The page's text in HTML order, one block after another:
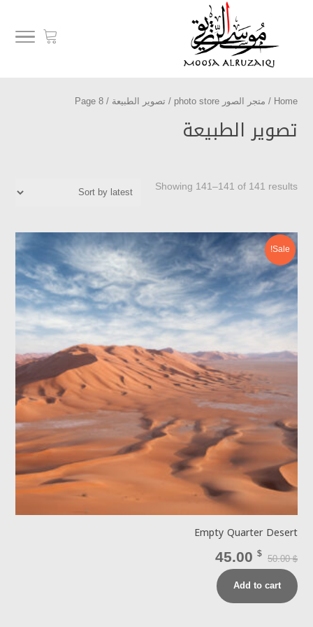
Home
/ متجر الصور photo store / تصوير الطبيعة / Page 8
تصوير الطبيعة
Showing 141–141 of 141 results
Sale!
Empty Quarter Desert
50.00$
45.00 $
Add to cart